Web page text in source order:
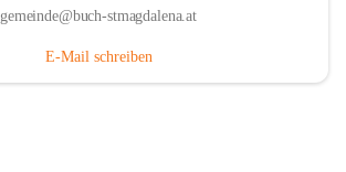
gemeinde@buch-stmagdalena.at
E-Mail schreiben